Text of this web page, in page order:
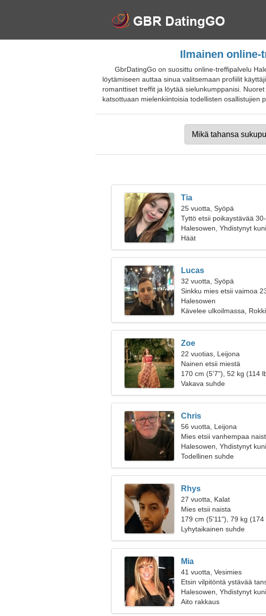
Ilmainen online-
GbrDatingGo on suosittu online-treffipalvelu
löytämiseen auttaa sinua valitsemaan profiilit
romanttiset treffit ja löytää sielunkumppanisi.
katsottuaan mielenkiintoisia todellisten osallistujien
Tia
25 vuotta, Syöpä
Tyttö etsii poikaystävää
Halesowen, Yhdistynyt
Häät
Lucas
32 vuotta, Syöpä
Sinkku mies etsii vaimoa
Halesowen
Kävelee ulkoilmassa, Rokki
Zoe
22 vuotias, Leijona
Nainen etsii miestä
170 cm (5'7"), 52 kg (114
Vakava suhde
Chris
56 vuotta, Leijona
Mies etsii vanhempaa
Halesowen, Yhdistynyt
Todellinen suhde
Rhys
27 vuotta, Kalat
Mies etsii naista
179 cm (5'11"), 79 kg (174
Lyhytaikainen suhde
Mia
41 vuotta, Vesimies
Etsin vilpitöntä ystävää
Halesowen, Yhdistynyt
Aito rakkaus